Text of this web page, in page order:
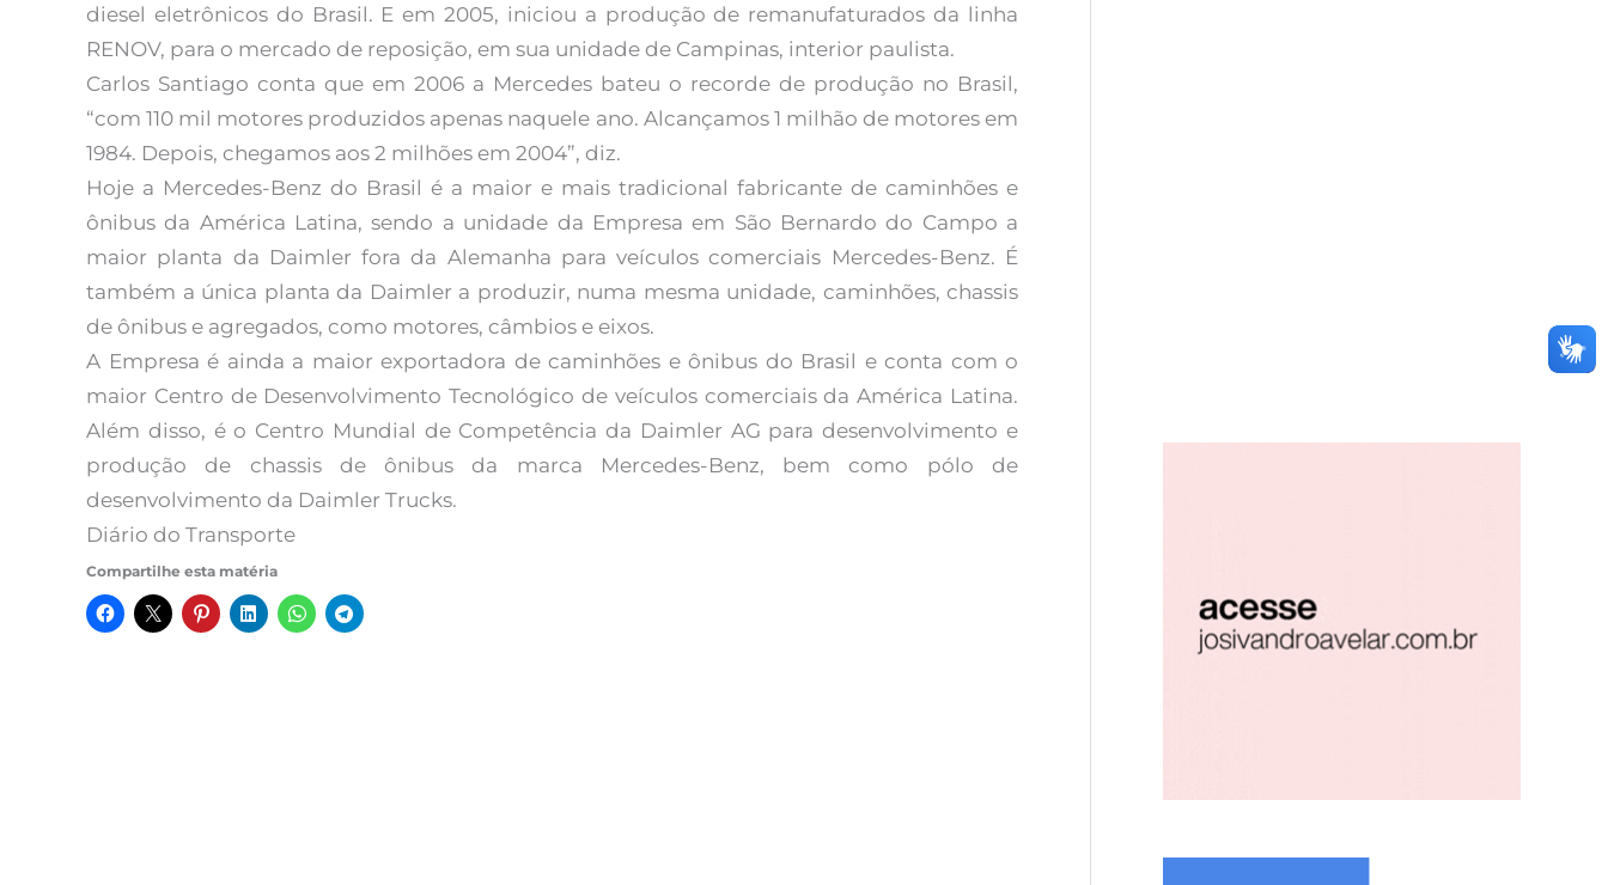
diesel eletrônicos do Brasil. E em 2005, iniciou a produção de remanufaturados da linha
RENOV, para o mercado de reposição, em sua unidade de Campinas, interior paulista.
Carlos Santiago conta que em 2006 a Mercedes bateu o recorde de produção no Brasil,
“com 110 mil motores produzidos apenas naquele ano. Alcançamos 1 milhão de motores em
1984. Depois, chegamos aos 2 milhões em 2004”, diz.
Hoje a Mercedes-Benz do Brasil é a maior e mais tradicional fabricante de caminhões e
ônibus da América Latina, sendo a unidade da Empresa em São Bernardo do Campo a
maior planta da Daimler fora da Alemanha para veículos comerciais Mercedes-Benz. É
também a única planta da Daimler a produzir, numa mesma unidade, caminhões, chassis
de ônibus e agregados, como motores, câmbios e eixos.
A Empresa é ainda a maior exportadora de caminhões e ônibus do Brasil e conta com o
maior Centro de Desenvolvimento Tecnológico de veículos comerciais da América Latina.
Além disso, é o Centro Mundial de Competência da Daimler AG para desenvolvimento e
produção de chassis de ônibus da marca Mercedes-Benz, bem como pólo de
desenvolvimento da Daimler Trucks.
Diário do Transporte
Compartilhe esta matéria